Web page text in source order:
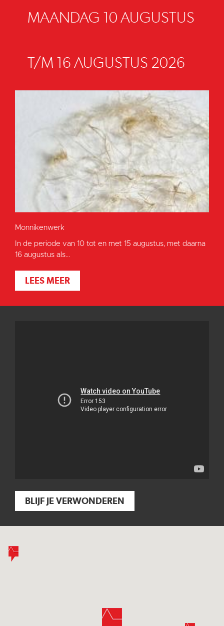
MAANDAG 10 AUGUSTUS
T/M 16 AUGUSTUS 2026
Monnikenwerk
In de periode van 10 tot en met 15 augustus, met daarna
16 augustus als...
LEES MEER
BLIJF JE VERWONDEREN